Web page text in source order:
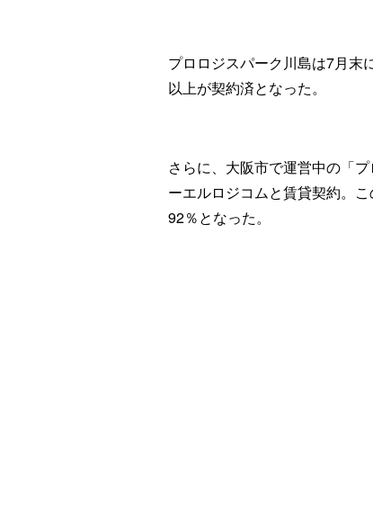
プロロジスパーク川島は7月末
以上が契約済となった。
さらに、大阪市で運営中の「
ーエルロジコムと賃貸契約。
92％となった。